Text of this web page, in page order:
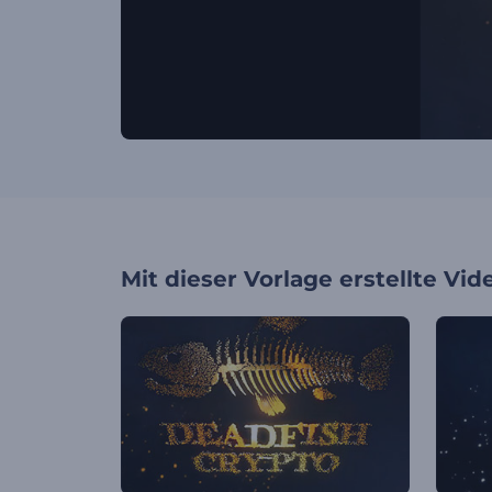
Mit dieser Vorlage erstellte